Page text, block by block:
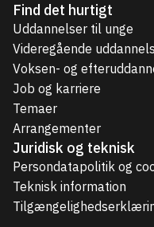
Find det hurtigt
Uddannelser til unge
Videregående
Voksen- og
Job og karriere
Temaer
Arrangementer
Juridisk og teknisk
Persondatapolitik og
Teknisk information